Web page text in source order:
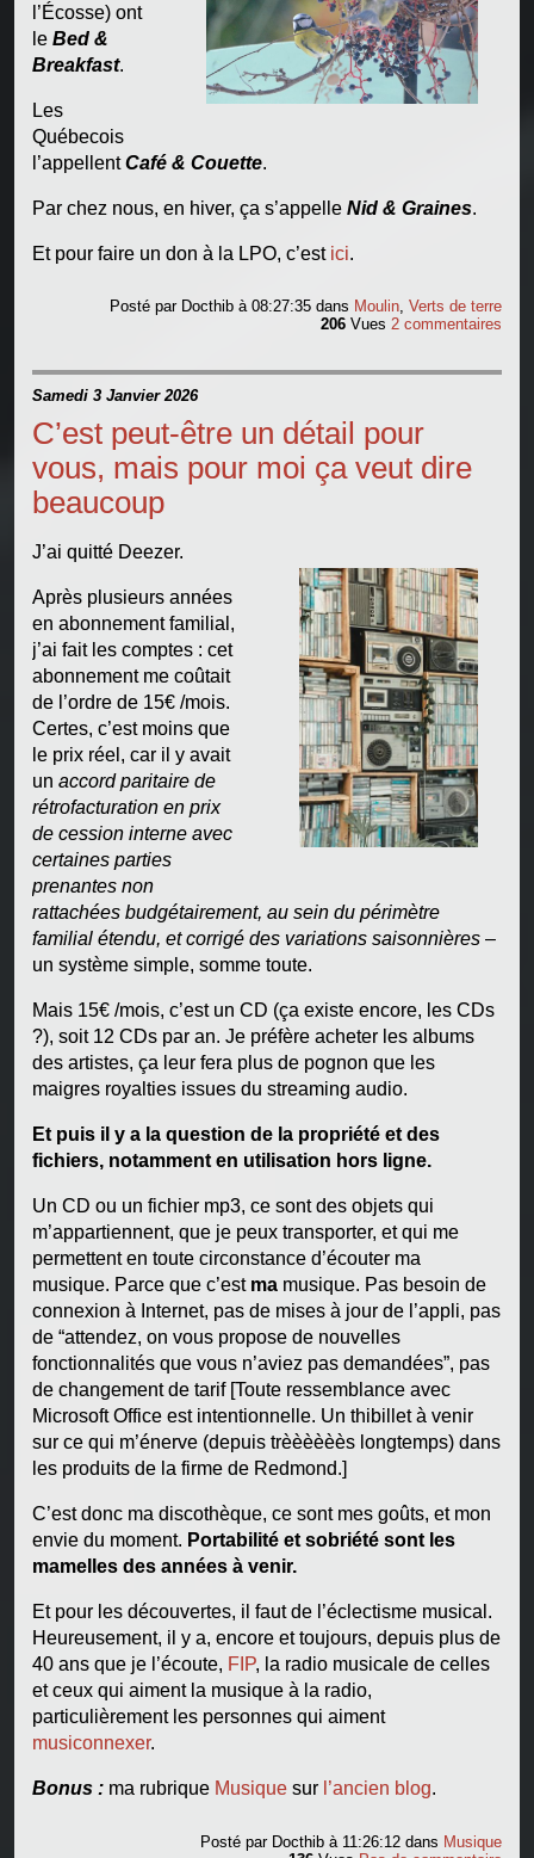
l’Écosse) ont
le Bed &
Breakfast.
Les
Québecois
l’appellentCafé & Couette.
Par chez nous, en hiver, ça s’appelle Nid & Graines.
Et pour faire un don à la LPO, c’est ici.
Posté par Docthib à 08:27:35dans Moulin,Verts de terre
206 Vues2 commentaires
Samedi 3 Janvier 2026
C’est peut-être un détail pour
vous, mais pour moi ça veut dire
beaucoup
J’ai quitté Deezer.
Après plusieurs années
en abonnement familial,
j’ai fait les comptes : cet
abonnement me coûtait
de l’ordre de 15€ /mois.
Certes, c’est moins que
le prix réel, car il y avait
un accord paritaire de
rétrofacturation en prix
de cession interne avec
certaines parties
prenantes non
rattachées budgétairement, au sein du périmètre
familial étendu, et corrigé des variations saisonnières–
un système simple, somme toute.
Mais 15€ /mois, c’est un CD (ça existe encore, les CDs
?), soit 12 CDs par an. Je préfère acheter les albums
des artistes, ça leur fera plus de pognon que les
maigres royalties issues du streaming audio.
Et puis il y a la question de la propriété et des
fichiers, notamment en utilisation hors ligne.
Un CD ou un fichier mp3, ce sont des objets qui
m’appartiennent, que je peux transporter, et qui me
permettent en toute circonstance d’écouter ma
musique. Parce que c’est ma musique. Pas besoin de
connexion à Internet, pas de mises à jour de l’appli, pas
de “attendez, on vous propose de nouvelles
fonctionnalités que vous n’aviez pas demandées”, pas
de changement de tarif [Toute ressemblance avec
Microsoft Office est intentionnelle. Un thibillet à venir
sur ce qui m’énerve (depuis trèèèèèès longtemps) dans
les produits de la firme de Redmond.]
C’est donc ma discothèque, ce sont mes goûts, et mon
envie du moment. Portabilité et sobriété sont les
mamelles des années à venir.
Et pour les découvertes, il faut de l’éclectisme musical.
Heureusement, il y a, encore et toujours, depuis plus de
40 ans que je l’écoute, FIP, la radio musicale de celles
et ceux qui aiment la musique à la radio,
particulièrement les personnes qui aiment
musiconnexer.
Bonus :ma rubrique Musiquesur l’ancien blog.
Posté par Docthib à 11:26:12dans Musique